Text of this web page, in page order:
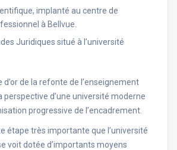
implanté au centre de
à Bellvue.
Juridiques situé à l’université
d’or de la refonte de l’enseignement
perspective d’une université moderne
progressive de l’encadrement.
étape très importante que l’université
voit dotée d’importants moyens